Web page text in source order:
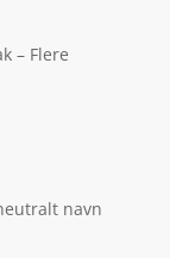
– Flere
navn